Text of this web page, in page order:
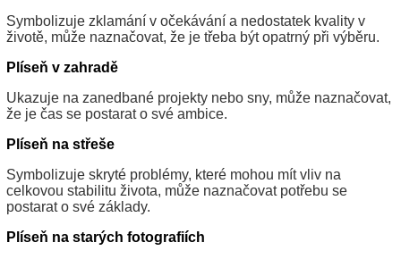
Symbolizuje zklamání v očekávání a nedostatek kvality v
životě, může naznačovat, že je třeba být opatrný při výběru.
Plíseň v zahradě
Ukazuje na zanedbané projekty nebo sny, může naznačovat,
že je čas se postarat o své ambice.
Plíseň na střeše
Symbolizuje skryté problémy, které mohou mít vliv na
celkovou stabilitu života, může naznačovat potřebu se
postarat o své základy.
Plíseň na starých fotografiích